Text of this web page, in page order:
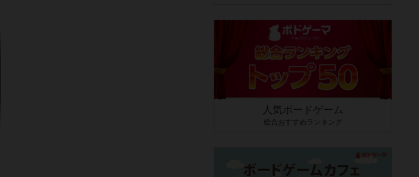
人気ボードゲーム
総合おすすめランキング